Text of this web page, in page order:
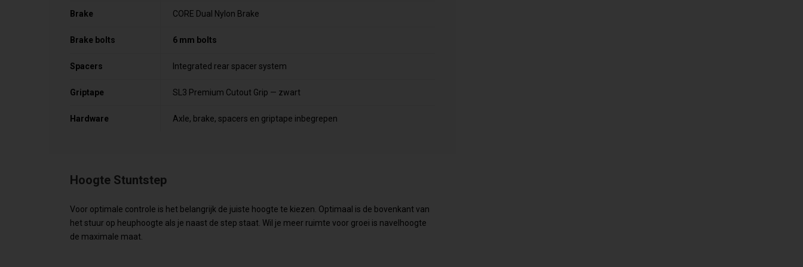
Brake CORE Dual Nylon Brake
Brake bolts 6 mm bolts
Spacers Integrated rear spacer system
Griptape SL3 Premium Cutout Grip — zwart
Hardware Axle, brake, spacers en griptape inbegrepen
Hoogte Stuntstep
Voor optimale controle is het belangrijk de juiste hoogte te kiezen. Optimaal is de bovenkant van
het stuur op heuphoogte als je naast de step staat. Wil je meer ruimte voor groei is navelhoogte
de maximale maat.